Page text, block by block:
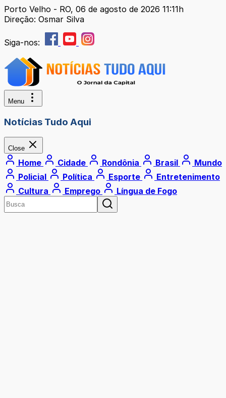
Porto Velho - RO, 06 de agosto de 2026 11:11h
Direção: Osmar Silva
Siga-nos:
Menu
Notícias Tudo Aqui
Close
Home Cidade Rondônia Brasil
Mundo
Policial
Política Esporte
Entretenimento
Cultura
Emprego Língua de Fogo